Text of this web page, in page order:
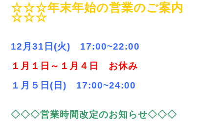
☆☆☆年末年始の営業のご案内
☆☆☆
12月31日(火) 17:00~22:00
１月１日～１月４日 お休み
１月５日(日) 17:00~24:00
◇◇◇営業時間改定のお知らせ◇◇◇